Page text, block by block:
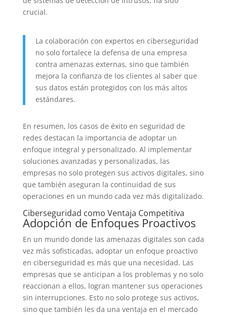
crucial.
La colaboración con expertos en ciberseguridad
no solo fortalece la defensa de una empresa
contra amenazas externas, sino que también
mejora la confianza de los clientes al saber que
sus datos están protegidos con los más altos
estándares.
En resumen, los casos de éxito en seguridad de
redes destacan la importancia de adoptar un
enfoque integral y personalizado. Al implementar
soluciones avanzadas y personalizadas, las
empresas no solo protegen sus activos digitales, sino
que también aseguran la continuidad de sus
operaciones en un mundo cada vez más digitalizado.
Ciberseguridad como Ventaja Competitiva
Adopción de Enfoques Proactivos
En un mundo donde las amenazas digitales son cada
vez más sofisticadas, adoptar un enfoque proactivo
en ciberseguridad es más que una necesidad. Las
empresas que se anticipan a los problemas y no solo
reaccionan a ellos, logran mantener sus operaciones
sin interrupciones. Esto no solo protege sus activos,
sino que también les da una ventaja en el mercado